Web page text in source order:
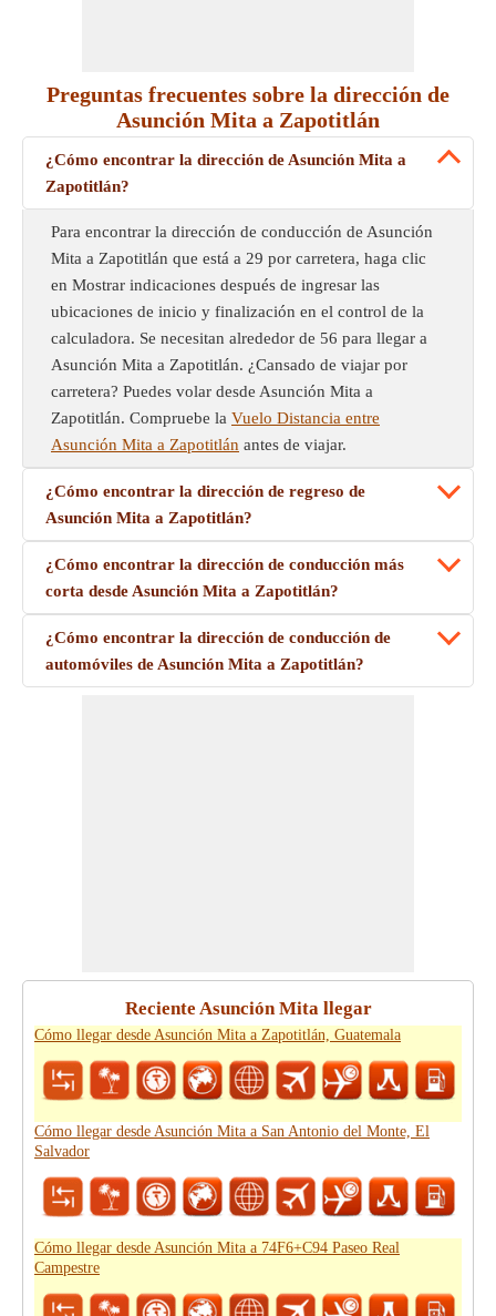
Preguntas frecuentes sobre la dirección de
Asunción Mita a Zapotitlán
¿Cómo encontrar la dirección de Asunción Mita a
Zapotitlán?
Para encontrar la dirección de conducción de Asunción
Mita a Zapotitlán que está a 29 por carretera, haga clic
en Mostrar indicaciones después de ingresar las
ubicaciones de inicio y finalización en el control de la
calculadora. Se necesitan alrededor de 56 para llegar a
Asunción Mita a Zapotitlán. ¿Cansado de viajar por
carretera? Puedes volar desde Asunción Mita a
Zapotitlán. Compruebe la Vuelo Distancia entre
Asunción Mita a Zapotitlán antes de viajar.
¿Cómo encontrar la dirección de regreso de
Asunción Mita a Zapotitlán?
¿Cómo encontrar la dirección de conducción más
corta desde Asunción Mita a Zapotitlán?
¿Cómo encontrar la dirección de conducción de
automóviles de Asunción Mita a Zapotitlán?
Reciente Asunción Mita llegar
Cómo llegar desde Asunción Mita a Zapotitlán, Guatemala
Cómo llegar desde Asunción Mita a San Antonio del Monte, El
Salvador
Cómo llegar desde Asunción Mita a 74F6+C94 Paseo Real
Campestre